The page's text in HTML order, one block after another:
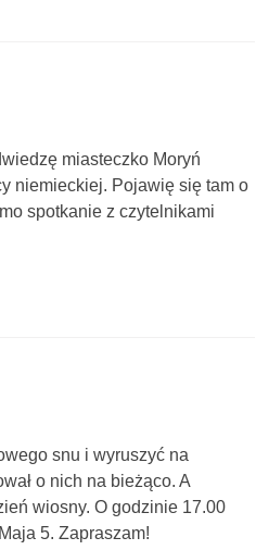
miasteczko Moryń
niemieckiej. Pojawię się tam o
spotkanie z czytelnikami
snu i wyruszyć na
o nich na bieżąco. A
wiosny. O godzinie 17.00
5. Zapraszam!